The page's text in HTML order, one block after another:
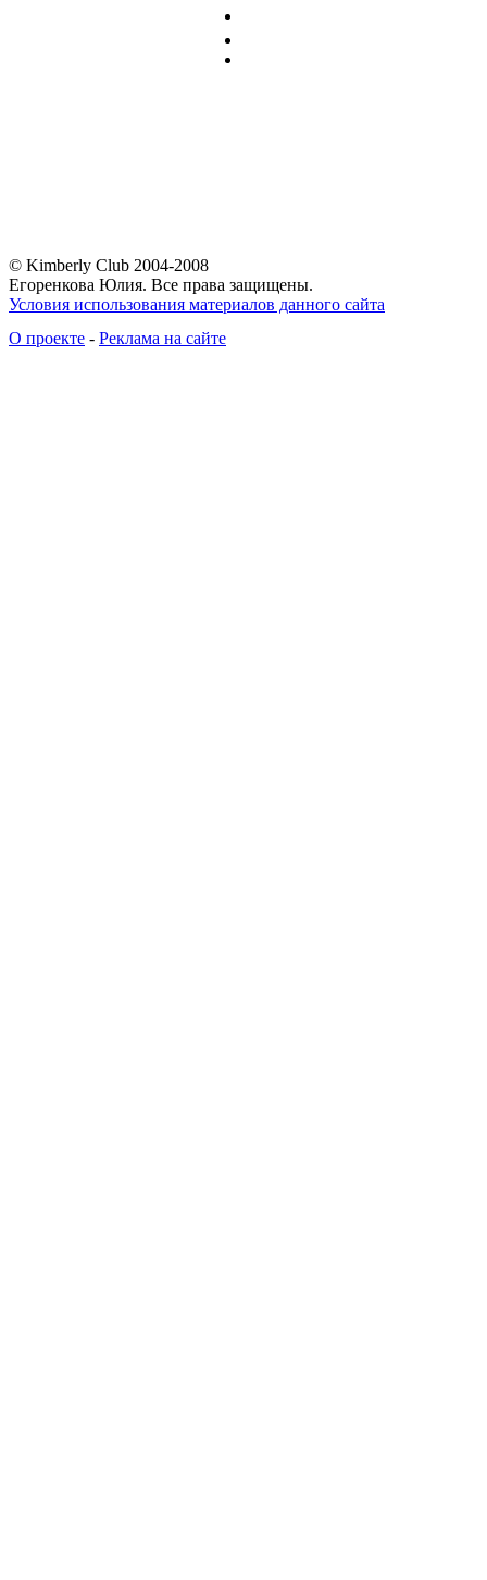
© Kimberly Club 2004-2008
Егоренкова Юлия. Все права защищены.
Условия использования материалов данного сайта
О проекте - Реклама на сайте